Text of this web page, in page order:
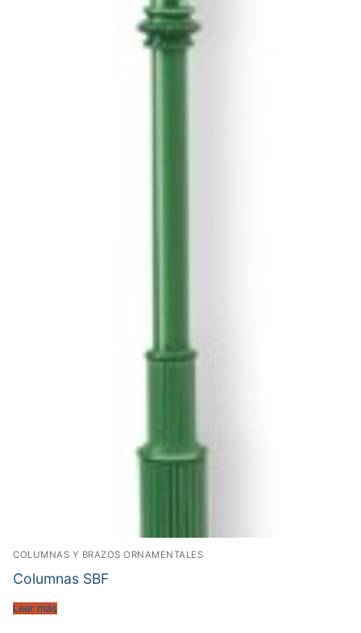
COLUMNAS Y BRAZOS ORNAMENTALES
Columnas SBF
Leer más